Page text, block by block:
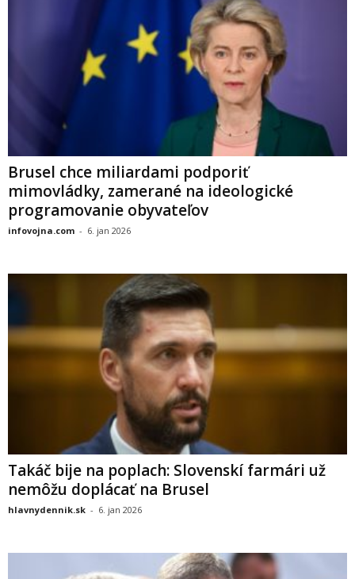
Brusel chce miliardami podporiť
mimovládky, zamerané na ideologické
programovanie obyvateľov
infovojna.com - 6. jan 2026
Takáč bije na poplach: Slovenskí farmári už
nemôžu doplácať na Brusel
hlavnydennik.sk - 6. jan 2026